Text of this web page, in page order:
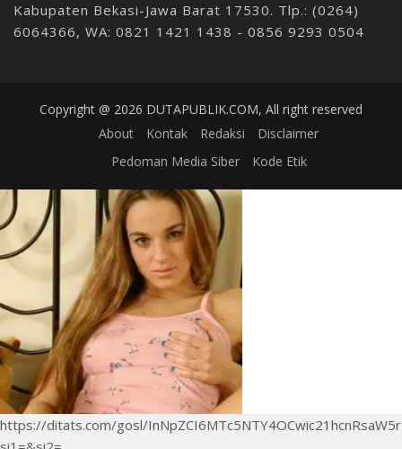
Kabupaten Bekasi-Jawa Barat 17530. Tlp.: (0264)
6064366, WA: 0821 1421 1438 - 0856 9293 0504
Copyright @ 2026 DUTAPUBLIK.COM, All right reserved
About
Kontak Redaksi
Disclaimer
Pedoman Media Siber
Kode Etik
https://ditats.com/gosl/